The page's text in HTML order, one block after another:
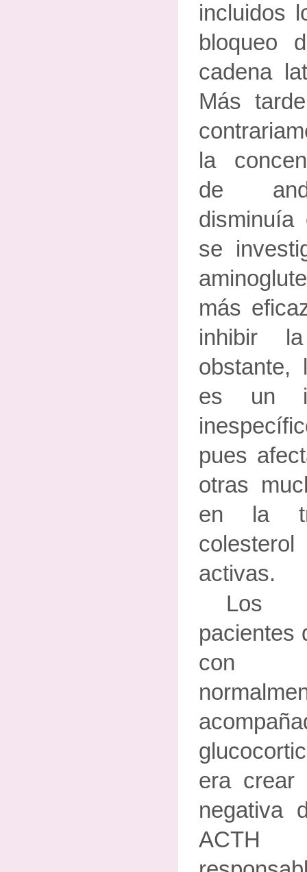
incluidos
bloqueo
cadena
Más
la
de
disminuía
se
más
inhibir
obstante,
es un
pues
otras
en la
activas.
Los
pacientes
con
era crear
negativa